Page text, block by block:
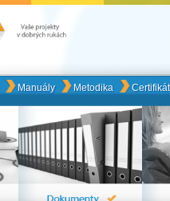
Manuály Metodika